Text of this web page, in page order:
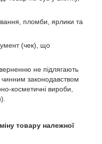
пломби, ярлики та
(чек), що
не підлягають
законодавством
косметичні вироби,
товару належної